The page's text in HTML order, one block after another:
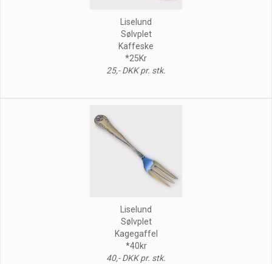
Liselund
Sølvplet
Kaffeske
*25Kr
25,- DKK pr. stk.
Liselund
Sølvplet
Kagegaffel
*40kr
40,- DKK pr. stk.